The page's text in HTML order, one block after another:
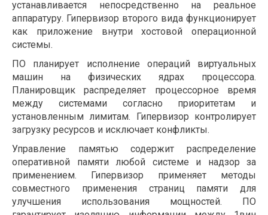
устанавливается непосредственно на реальное
аппаратуру. Гипервизор второго вида функционирует
как приложение внутри хостовой операционной
системы.
ПО планирует исполнение операций виртуальных
машин на физических ядрах процессора.
Планировщик распределяет процессорное время
между системами согласно приоритетам и
установленным лимитам. Гипервизор контролирует
загрузку ресурсов и исключает конфликты.
Управление памятью содержит распределение
оперативной памяти любой системе и надзор за
применением. Гипервизор применяет методы
совместного применения страниц памяти для
улучшения использования мощностей. ПО